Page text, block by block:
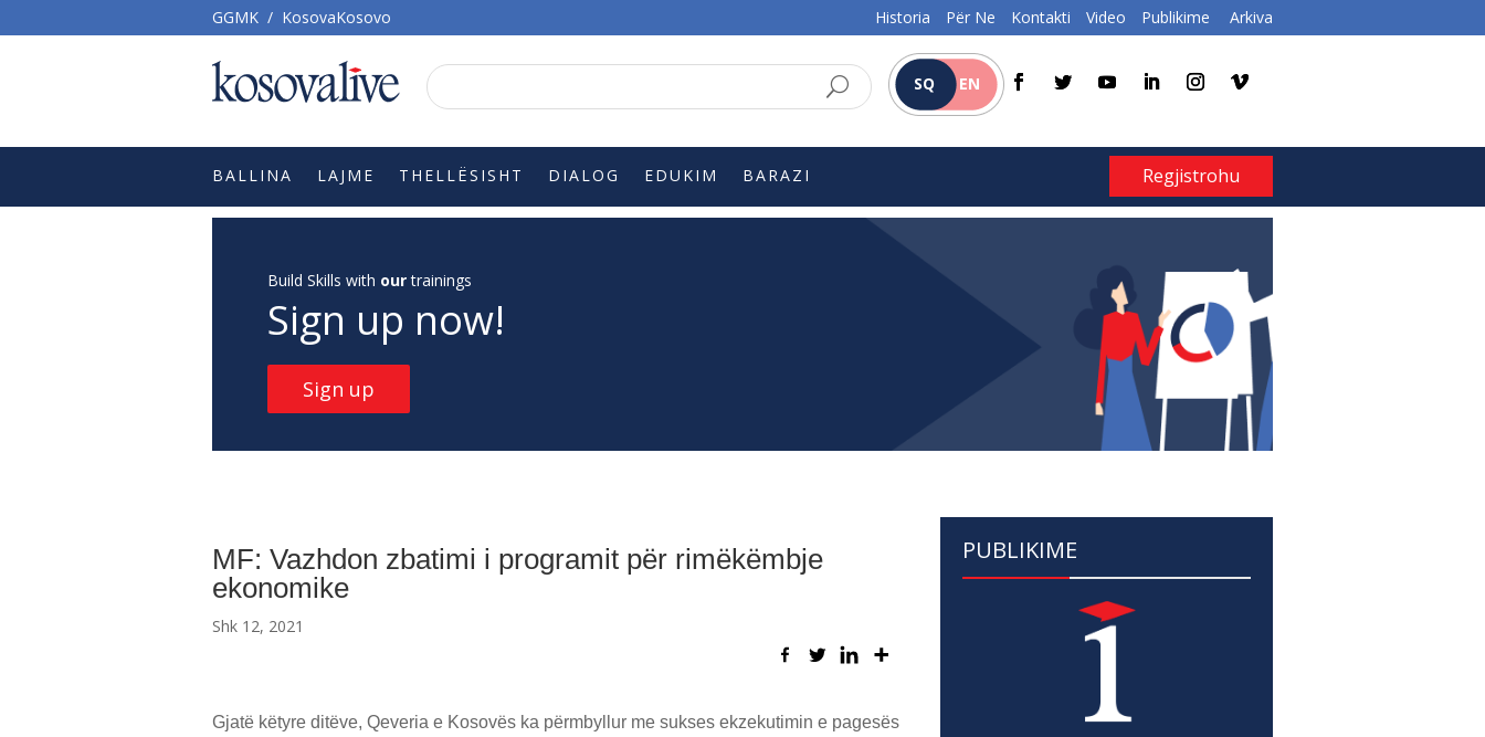
GGMK / KosovaKosovo Historia Për Ne Kontakti Video Publikime Arkiva
SQ EN
BALLINA LAJME THELLËSISHT DIALOG EDUKIM BARAZI Regjistrohu
Build Skills with ourtrainings
Sign up now!
Sign up
MF: Vazhdon zbatimi i programit për rimëkëmbje
ekonomike
Shk 12, 2021
Gjatë këtyre ditëve, Qeveria e Kosovës ka përmbyllur me sukses ekzekutimin e pagesës
PUBLIKIME